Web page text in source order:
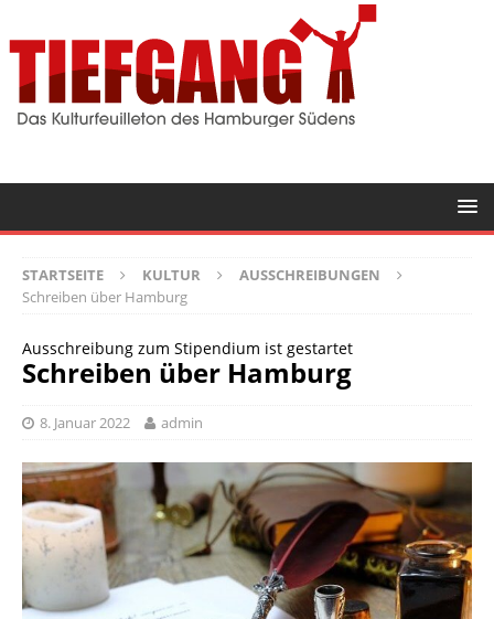
STARTSEITE KULTUR
AUSSCHREIBUNGEN
Schreiben über Hamburg
Ausschreibung zum Stipendium ist gestartet
Schreiben über Hamburg
8. Januar 2022 admin